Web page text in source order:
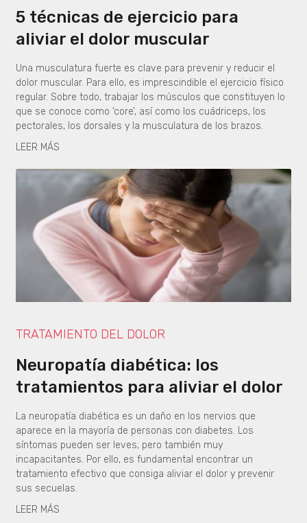
5 técnicas de ejercicio para
aliviar el dolor muscular
Una musculatura fuerte es clave para prevenir y reducir el
dolor muscular. Para ello, es imprescindible el ejercicio físico
regular. Sobre todo, trabajar los músculos que constituyen lo
que se conoce como ‘core’, así como los cuádriceps, los
pectorales, los dorsales y la musculatura de los brazos.
LEER MÁS
TRATAMIENTO DEL DOLOR
Neuropatía diabética: los
tratamientos para aliviar el dolor
La neuropatía diabética es un daño en los nervios que
aparece en la mayoría de personas con diabetes. Los
síntomas pueden ser leves, pero también muy
incapacitantes. Por ello, es fundamental encontrar un
tratamiento efectivo que consiga aliviar el dolor y prevenir
sus secuelas.
LEER MÁS